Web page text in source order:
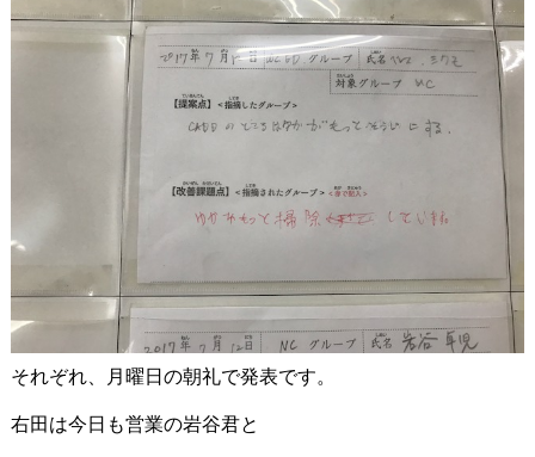
それぞれ、月曜日の朝礼で発表です。
右田は今日も営業の岩谷君と